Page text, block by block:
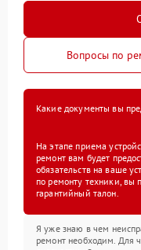
Вопросы по
Какие документы вы
На этапе приема
ремонт вам будет
обязательств на ваше
по ремонту техники, вы
гарантийный талон.
Я уже знаю в чем
ремонт необходим. Для